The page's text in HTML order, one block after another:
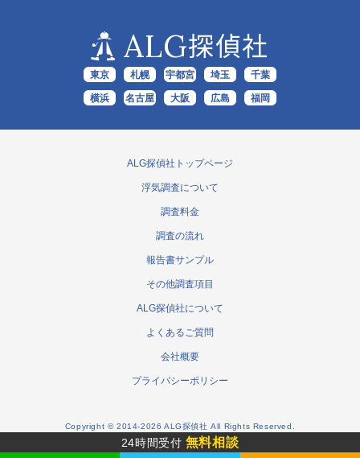
24時間受付 無料相談
ALG探偵社
東京 札幌 宇都宮 埼玉 千葉
横浜 名古屋 大阪 広島 福岡
ALG探偵社トップページ
浮気調査について
調査料金
調査の流れ
報告書サンプル
その他調査項目
ALG探偵社について
よくあるご質問
会社概要
プライバシーポリシー
Copyright © 2014-2026 ALG探偵社 All Rights Reserved.